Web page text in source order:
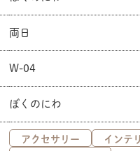
両日
W-04
ぼくのにわ
アクセサリー
インテ